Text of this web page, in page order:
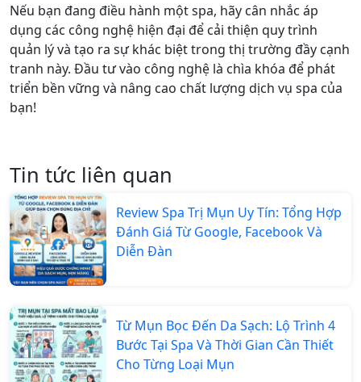
Nếu bạn đang điều hành một spa, hãy cân nhắc áp
dụng các công nghệ hiện đại để cải thiện quy trình
quản lý và tạo ra sự khác biệt trong thị trường đầy cạnh
tranh này. Đầu tư vào công nghệ là chìa khóa để phát
triển bền vững và nâng cao chất lượng dịch vụ spa của
bạn!
Tin tức liên quan
Review Spa Trị Mụn Uy Tín: Tổng Hợp
Đánh Giá Từ Google, Facebook Và
Diễn Đàn
Từ Mụn Bọc Đến Da Sạch: Lộ Trình 4
Bước Tại Spa Và Thời Gian Cần Thiết
Cho Từng Loại Mụn